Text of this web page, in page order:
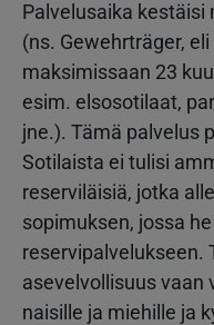
Palvelusaika
(ns. Gewehrträger,
maksimissaan 23
esim. elsosotilaat,
jne.). Tämä palvelus
Sotilaista ei tulisi
reserviläisiä, jotka
sopimuksen, jossa
reservipalvelukseen.
asevelvollisuus vaan
naisille ja miehille ja